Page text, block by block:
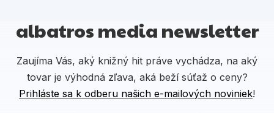
albatros media newsletter
Zaujíma Vás, aký knižný hit práve vychádza, na aký
tovar je výhodná zľava, aká beží súťaž o ceny?
Prihláste sa k odberu našich e-mailových noviniek!